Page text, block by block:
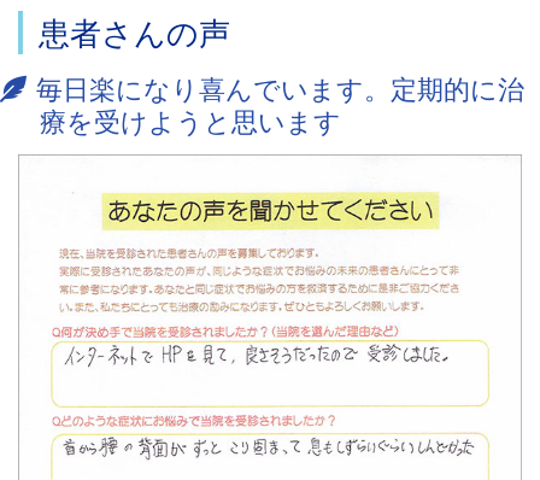
患者さんの声
毎日楽になり喜んでいます。定期的に治
療を受けようと思います